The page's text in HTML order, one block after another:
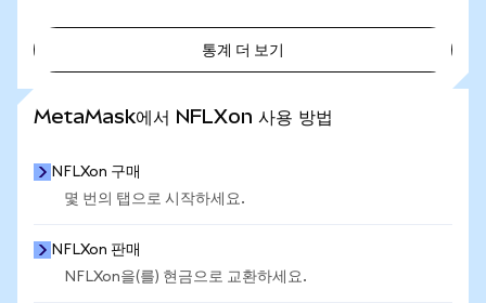
통계 더 보기
MetaMask에서 NFLXon 사용 방법
NFLXon 구매
몇 번의 탭으로 시작하세요.
NFLXon 판매
NFLXon을(를) 현금으로 교환하세요.